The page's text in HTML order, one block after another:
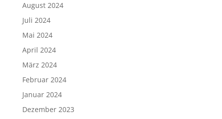
August 2024
Juli 2024
Mai 2024
April 2024
März 2024
Februar 2024
Januar 2024
Dezember 2023